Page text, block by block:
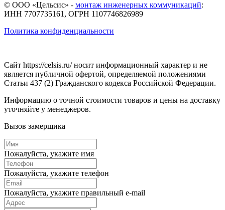
© ООО «Цельсис» - монтаж инженерных коммуникаций:
ИНН 7707735161, ОГРН 1107746826989
Политика конфиденциальности
Сайт https://celsis.ru/ носит информационный характер и не
является публичной офертой, определяемой положениями
Статьи 437 (2) Гражданского кодекса Российской Федерации.
Информацию о точной стоимости товаров и цены на доставку
уточняйте у менеджеров.
Вызов замерщика
Пожалуйста, укажите имя
Пожалуйста, укажите телефон
Пожалуйста, укажите правильный e-mail